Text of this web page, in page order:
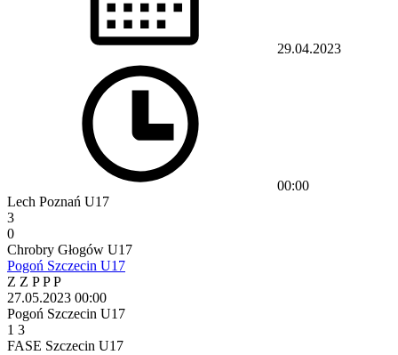
29.04.2023
00:00
Lech Poznań U17
3
0
Chrobry Głogów U17
Pogoń Szczecin U17
Z Z PPP
27.05.2023 00:00
Pogoń Szczecin U17
1 3
FASE Szczecin U17